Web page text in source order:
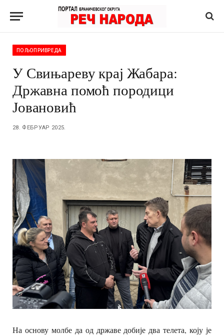
ПОЉОПРИВРЕДА
У Свињареву крај Жабара:
Државна помоћ породици
Јовановић
28. ФЕБРУАР 2025.
На основу молбе да од државе добије два телета, коју је